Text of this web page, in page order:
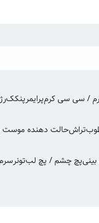
/ سی سی کرمپرایمرپنکک
تراشحالت دهنده موست
پچ چشم / پچ لبتونر